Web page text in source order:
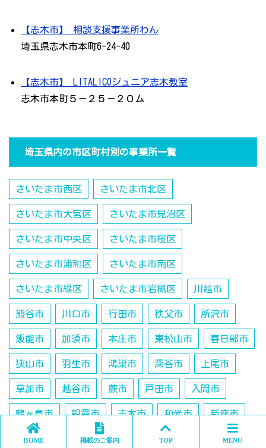
【志木市】 相談支援事業所わん
埼玉県志木市本町6-24-40
【志木市】 LITALICOジュニア志木教室
志木市本町５－２５－２０ム
埼玉県内の市区町村別の事業所一覧
さいたま市西区 さいたま市北区
さいたま市大宮区 さいたま市見沼区
さいたま市中央区 さいたま市桜区
さいたま市浦和区 さいたま市南区
さいたま市緑区 さいたま市岩槻区 川越市
熊谷市 川口市 行田市 秩父市 所沢市
飯能市 加須市 本庄市 東松山市 春日部市
狭山市 羽生市 鴻巣市 深谷市 上尾市
草加市 越谷市 蕨市 戸田市 入間市
鶴ヶ島市 朝霞市 志木市 和光市 新座市
桶川市 久喜市 日高市 吉川市 北本市
HOME 掲載のご案内 TOP MENU